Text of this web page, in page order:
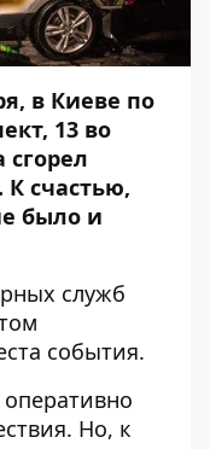
в Киеве по
13 во
К счастью,
было и
служб
события.
Но, к